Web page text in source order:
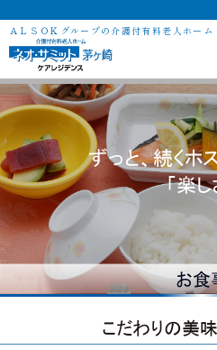
ＡＬＳＯＫグループの介護付有料老人ホーム
ずっと、続くホ
「楽し
お食
こだわりの美